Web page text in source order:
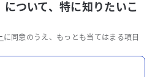
ついて、特に知りたいこ
に同意のうえ、もっとも当てはまる項目